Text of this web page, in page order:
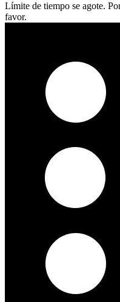
Límite de tiempo se agote.
favor.